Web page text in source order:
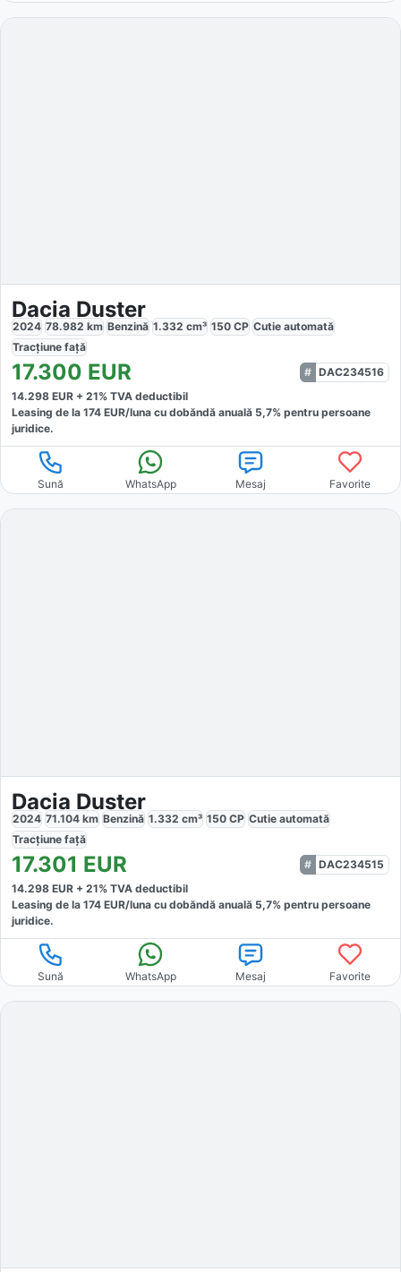
Dacia Duster
2024 78.982 km Benzină 1.332 cm³ 150 CP Cutie automată
Tracțiune față
17.300 EUR
DAC234516
14.298 EUR + 21% TVA deductibil
Leasing de la 174 EUR/luna cu dobăndă anuală 5,7% pentru persoane
juridice.
Sună WhatsApp Mesaj Favorite
Dacia Duster
2024 71.104 km Benzină 1.332 cm³ 150 CP Cutie automată
Tracțiune față
17.301 EUR
DAC234515
14.298 EUR + 21% TVA deductibil
Leasing de la 174 EUR/luna cu dobăndă anuală 5,7% pentru persoane
juridice.
Sună WhatsApp Mesaj Favorite